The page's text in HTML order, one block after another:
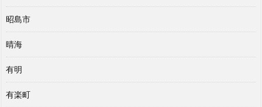
昭島市
晴海
有明
有楽町